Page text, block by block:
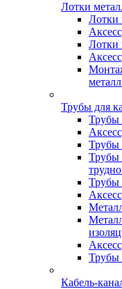
Лотки
Лотки
Лотки
Трубы для
Трубы
Трубы
Трубы
Трубы
Трубы
Кабель-